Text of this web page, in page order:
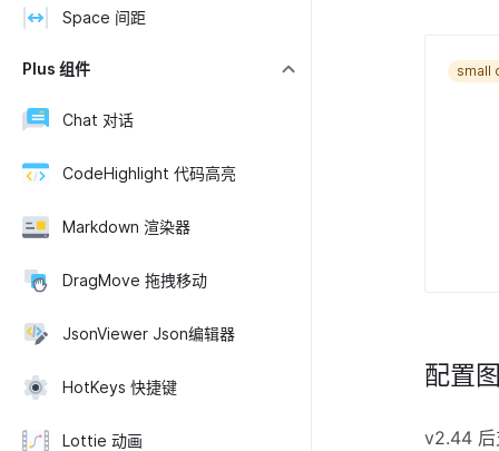
Space 间距
Plus 组件
Chat 对话
CodeHighlight 代码高亮
Markdown 渲染器
DragMove 拖拽移动
JsonViewer Json编辑器
HotKeys 快捷键
Lottie 动画
small
配置
v2.44 后